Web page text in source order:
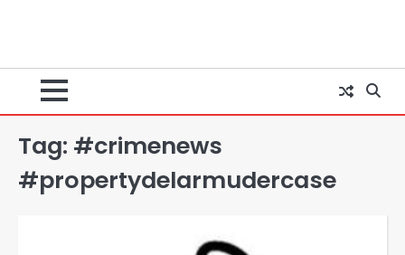
Tag: #crimenews
#propertydelarmudercase